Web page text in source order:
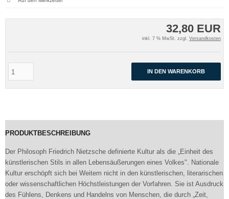
32,80 EUR
inkl. 7 % MwSt. zzgl. Versandkosten
IN DEN WARENKORB
PRODUKTBESCHREIBUNG
Der Philosoph Friedrich Nietzsche definierte Kultur als die „Einheit des
künstlerischen Stils in allen Lebensäußerungen eines Volkes". Nationale
Kultur erschöpft sich bei Weitem nicht in den künstlerischen, literarischen
oder wissenschaftlichen Höchstleistungen der Vorfahren. Sie ist Ausdruck
des Fühlens, Denkens und Handelns von Menschen, die durch „Zeit,